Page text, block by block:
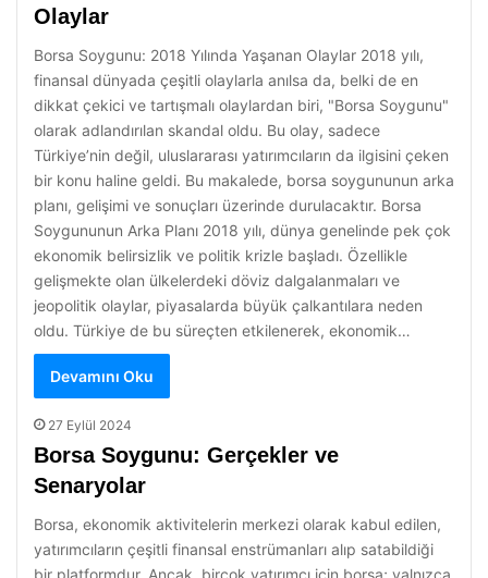
Olaylar
Borsa Soygunu: 2018 Yılında Yaşanan Olaylar 2018 yılı,
finansal dünyada çeşitli olaylarla anılsa da, belki de en
dikkat çekici ve tartışmalı olaylardan biri, "Borsa Soygunu"
olarak adlandırılan skandal oldu. Bu olay, sadece
Türkiye’nin değil, uluslararası yatırımcıların da ilgisini çeken
bir konu haline geldi. Bu makalede, borsa soygununun arka
planı, gelişimi ve sonuçları üzerinde durulacaktır. Borsa
Soygununun Arka Planı 2018 yılı, dünya genelinde pek çok
ekonomik belirsizlik ve politik krizle başladı. Özellikle
gelişmekte olan ülkelerdeki döviz dalgalanmaları ve
jeopolitik olaylar, piyasalarda büyük çalkantılara neden
oldu. Türkiye de bu süreçten etkilenerek, ekonomik…
Devamını Oku
27 Eylül 2024
Borsa Soygunu: Gerçekler ve
Senaryolar
Borsa, ekonomik aktivitelerin merkezi olarak kabul edilen,
yatırımcıların çeşitli finansal enstrümanları alıp satabildiği
bir platformdur. Ancak, birçok yatırımcı için borsa; yalnızca